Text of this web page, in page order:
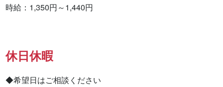
時給：1,350円～1,440円
休日休暇
◆希望日はご相談ください